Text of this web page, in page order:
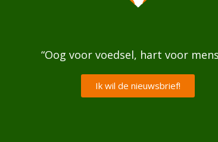
“Oog voor voedsel, hart voor
Ik wil de nieuwsbrief!